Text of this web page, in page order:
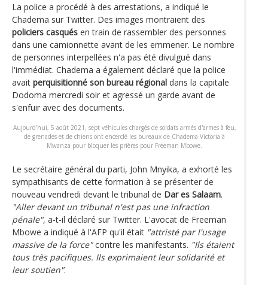
La police a procédé à des arrestations, a indiqué le
Chadema sur Twitter. Des images montraient des
policiers casqués en train de rassembler des personnes
dans une camionnette avant de les emmener. Le nombre
de personnes interpellées n'a pas été divulgué dans
l'immédiat. Chadema a également déclaré que la police
avait perquisitionné son bureau régional dans la capitale
Dodoma mercredi soir et agressé un garde avant de
s'enfuir avec des documents.
Aujourd'hui, 5 août 2021, sept véhicules chargés de soldats armés d'armes à feu,
de grenades et de chiens ont encerclé les bureaux de Chadema Victoria à
Mwanza pour bloquer les prières pour Freeman Mbowe.
Le secrétaire général du parti, John Mnyika, a exhorté les
sympathisants de cette formation à se présenter de
nouveau vendredi devant le tribunal de Dar es Salaam.
"Aller devant un tribunal n'est pas une infraction
pénale", a-t-il déclaré sur Twitter. L'avocat de Freeman
Mbowe a indiqué à l'AFP qu'il était "attristé par l'usage
massive de la force"contre les manifestants. "Ils étaient
tous très pacifiques. Ils exprimaient leur solidarité et
leur soutien".